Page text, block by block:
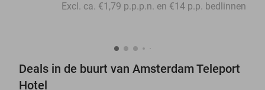
Excl. ca. €1,79 p.p.p.n. en €14 p.p. bedlinnen
Deals in de buurt van Amsterdam Teleport
Hotel